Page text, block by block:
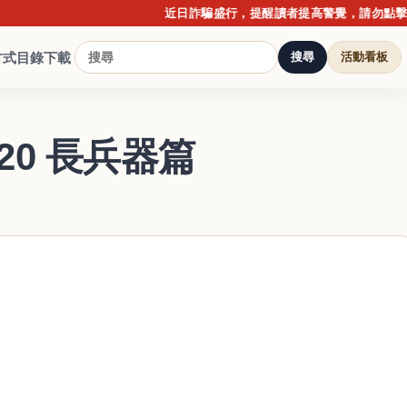
近日詐騙盛行，提醒讀者提高警覺，請勿點擊不明
式目錄下載 搜尋 活動看板
長兵器篇